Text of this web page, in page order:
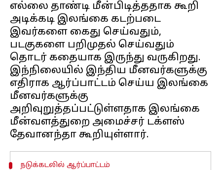
எல்லை தாண்டி மீன்பிடித்ததாக கூறி
அடிக்கடி இலங்கை கடற்படை
இவர்களை கைது செய்வதும்,
படகுகளை பறிமுதல் செய்வதும்
தொடர் கதையாக இருந்து வருகிறது.
இந்நிலையில் இந்திய மீனவர்களுக்கு
எதிராக ஆர்ப்பாட்டம் செய்ய இலங்கை
மீனவர்களுக்கு
அறிவுறுத்தப்பட்டுள்ளதாக இலங்கை
மீன்வளத்துறை அமைச்சர் டக்ளஸ்
நடுக்கடலில் ஆர்ப்பாட்டம்